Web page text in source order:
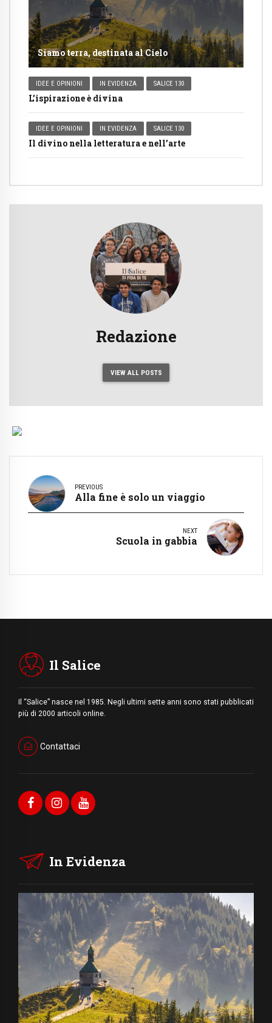
Siamo terra, destinata al Cielo
IDEE E OPINIONI IN EVIDENZA SALICE 130
L’ispirazione è divina
IDEE E OPINIONI IN EVIDENZA SALICE 130
Il divino nella letteratura e nell’arte
Redazione
VIEW ALL POSTS
PREVIOUS
Alla fine è solo un viaggio
NEXT
Scuola in gabbia
Il Salice
Il “Salice” nasce nel 1985. Negli ultimi sette anni sono stati pubblicati
più di 2000 articoli online.
Contattaci
In Evidenza